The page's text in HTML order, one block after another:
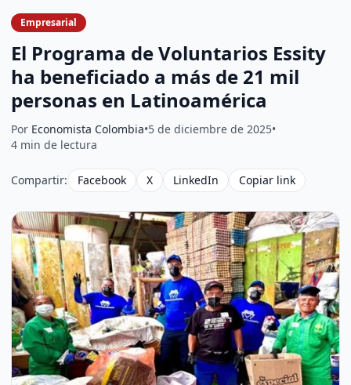
Empresarial
El Programa de Voluntarios Essity
ha beneficiado a más de 21 mil
personas en Latinoamérica
Por Economista Colombia•5 de diciembre de 2025•
4 min de lectura
Compartir: Facebook X LinkedIn Copiar link